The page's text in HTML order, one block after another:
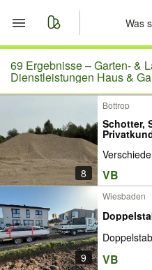
Start
Merkliste
Nachrichten
Anzeige aufgeben
69 Ergebnisse –Garten- &
Dienstleistungen Haus &
8
Bottrop
Schotter,
VB
9
Wiesbaden
VB